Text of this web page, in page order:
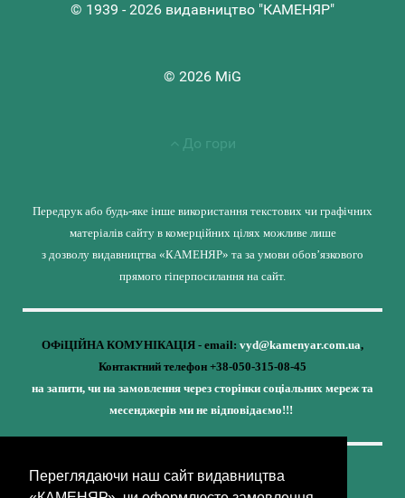
Переглядаючи наш сайт видавництва
© 1939 - 2026 видавництво "КАМЕНЯР"
© 2026 MiG
До гори
Передрук або будь-яке інше використання текстових чи графічних
матеріалів сайту в комерційних цілях можливе лише
з дозволу видавництва «КАМЕНЯР» та за умови обов’язкового
прямого гіперпосилання на сайт.
ОФіЦІЙНА КОМУНІКАЦІЯ - email: vyd@kamenyar.com.ua,
Контактний телефон +38-050-315-08-45
на запити, чи на замовлення через сторінки соціальних мереж та
месенджерів ми не відповідаємо!!!
Кожне наше видання - це внесок у спротив,